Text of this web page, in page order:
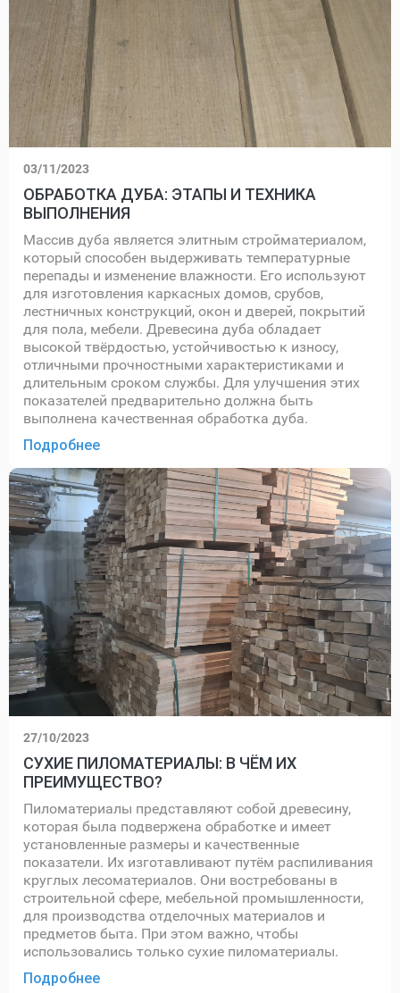
03/11/2023
ОБРАБОТКА ДУБА: ЭТАПЫ И ТЕХНИКА
ВЫПОЛНЕНИЯ
Массив дуба является элитным стройматериалом,
который способен выдерживать температурные
перепады и изменение влажности. Его используют
для изготовления каркасных домов, срубов,
лестничных конструкций, окон и дверей, покрытий
для пола, мебели. Древесина дуба обладает
высокой твёрдостью, устойчивостью к износу,
отличными прочностными характеристиками и
длительным сроком службы. Для улучшения этих
показателей предварительно должна быть
выполнена качественная обработка дуба.
Подробнее
27/10/2023
СУХИЕ ПИЛОМАТЕРИАЛЫ: В ЧЁМ ИХ
ПРЕИМУЩЕСТВО?
Пиломатериалы представляют собой древесину,
которая была подвержена обработке и имеет
установленные размеры и качественные
показатели. Их изготавливают путём распиливания
круглых лесоматериалов. Они востребованы в
строительной сфере, мебельной промышленности,
для производства отделочных материалов и
предметов быта. При этом важно, чтобы
использовались только сухие пиломатериалы.
Подробнее